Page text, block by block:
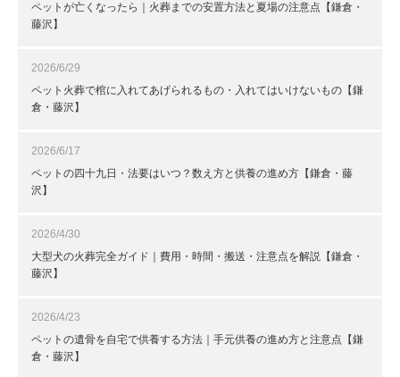
ペットが亡くなったら｜火葬までの安置方法と夏場の注意点【鎌倉・
藤沢】
2026/6/29
ペット火葬で棺に入れてあげられるもの・入れてはいけないもの【鎌
倉・藤沢】
2026/6/17
ペットの四十九日・法要はいつ？数え方と供養の進め方【鎌倉・藤
沢】
2026/4/30
大型犬の火葬完全ガイド｜費用・時間・搬送・注意点を解説【鎌倉・
藤沢】
2026/4/23
ペットの遺骨を自宅で供養する方法｜手元供養の進め方と注意点【鎌
倉・藤沢】